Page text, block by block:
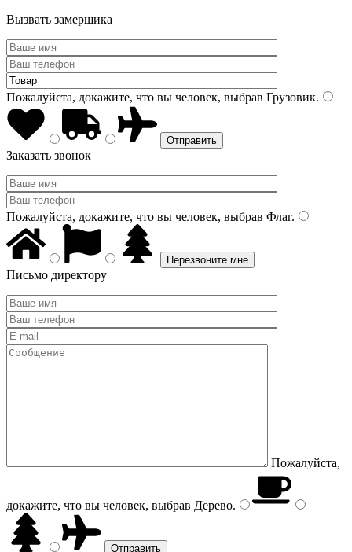
Вызвать замерщика
Пожалуйста, докажите, что вы человек, выбрав Грузовик.
Заказать звонок
Пожалуйста, докажите, что вы человек, выбрав Флаг.
Письмо директору
Пожалуйста,
докажите, что вы человек, выбрав Дерево.